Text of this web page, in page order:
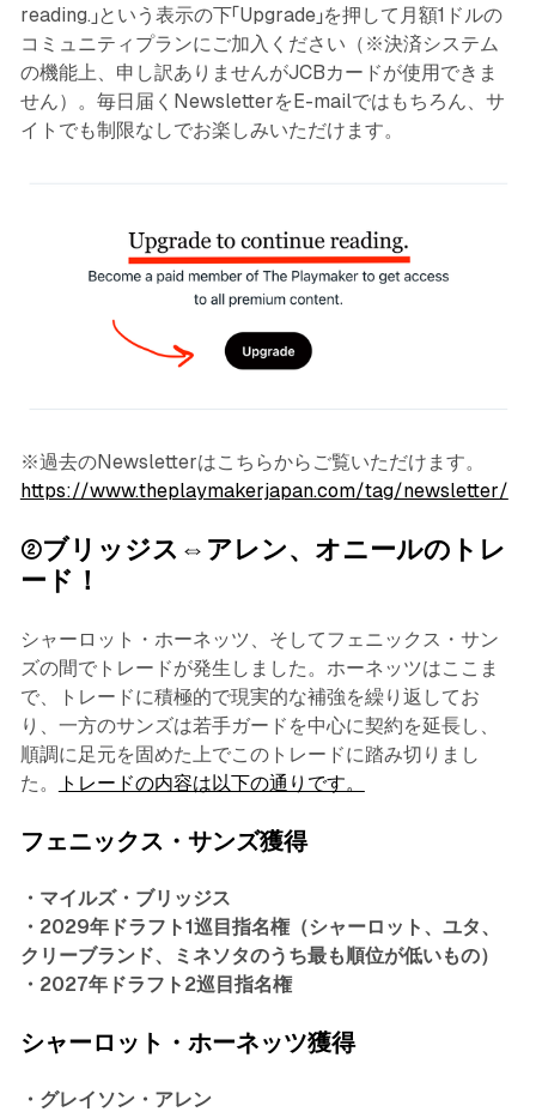
reading.」という表示の下「Upgrade」を押して月額1ドルの
コミュニティプランにご加入ください（※決済システム
の機能上、申し訳ありませんがJCBカードが使用できま
せん）。毎日届くNewsletterをE-mailではもちろん、サ
イトでも制限なしでお楽しみいただけます。
※過去のNewsletterはこちらからご覧いただけます。
https://www.theplaymakerjapan.com/tag/newsletter/
②ブリッジス⇔アレン、オニールのトレ
ード！
シャーロット・ホーネッツ、そしてフェニックス・サン
ズの間でトレードが発生しました。ホーネッツはここま
で、トレードに積極的で現実的な補強を繰り返してお
り、一方のサンズは若手ガードを中心に契約を延長し、
順調に足元を固めた上でこのトレードに踏み切りまし
た。
トレードの内容は以下の通りです。
フェニックス・サンズ獲得
・マイルズ・ブリッジス
・2029年ドラフト1巡目指名権（シャーロット、ユタ、
クリーブランド、ミネソタのうち最も順位が低いもの）
・2027年ドラフト2巡目指名権
シャーロット・ホーネッツ獲得
・グレイソン・アレン